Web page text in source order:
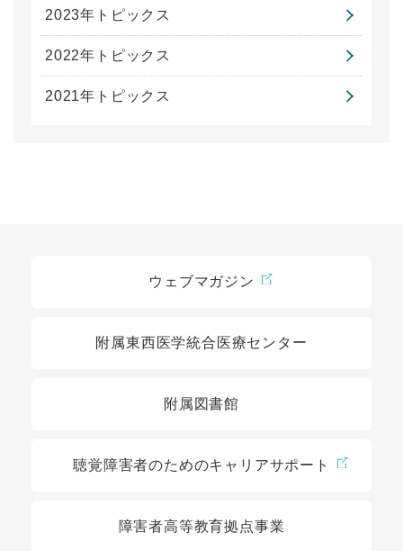
2023年トピックス
2022年トピックス
2021年トピックス
ウェブマガジン
附属東西医学統合医療センター
附属図書館
聴覚障害者のためのキャリアサポート
障害者高等教育拠点事業